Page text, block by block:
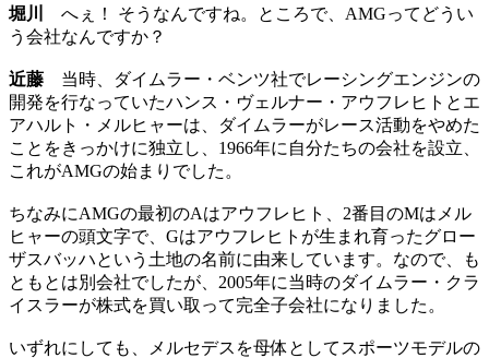
堀川
へぇ！ そうなんですね。ところで、AMGってどうい
う会社なんですか？
近藤 当時、ダイムラー・ベンツ社でレーシングエンジンの
開発を行なっていたハンス・ヴェルナー・アウフレヒトとエ
アハルト・メルヒャーは、ダイムラーがレース活動をやめた
ことをきっかけに独立し、1966年に自分たちの会社を設立、
これがAMGの始まりでした。
ちなみにAMGの最初のAはアウフレヒト、2番目のMはメル
ヒャーの頭文字で、Gはアウフレヒトが生まれ育ったグロー
ザスバッハという土地の名前に由来しています。なので、も
ともとは別会社でしたが、2005年に当時のダイムラー・クラ
イスラーが株式を買い取って完全子会社になりました。
いずれにしても、メルセデスを母体としてスポーツモデルの